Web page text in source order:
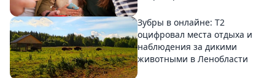
Зубры в онлайне: Т2
оцифровал места отдыха и
наблюдения за дикими
животными в Ленобласти